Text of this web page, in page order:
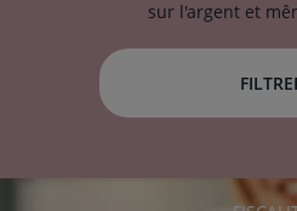
sur l'argent et